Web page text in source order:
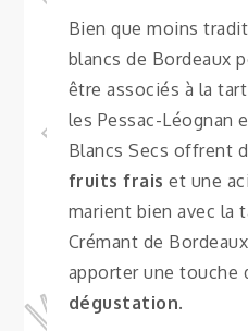
Bien que moins
blancs de Bordeaux
être associés à la
les Pessac-Léognan
Blancs Secs offrent
fruits frais et une
marient bien avec la
Crémant de
apporter une touche
dégustation.